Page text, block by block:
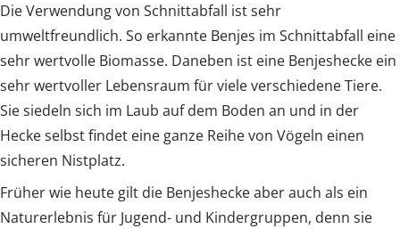
Die Verwendung von Schnittabfall ist sehr
umweltfreundlich. So erkannte Benjes im Schnittabfall eine
sehr wertvolle Biomasse. Daneben ist eine Benjeshecke ein
sehr wertvoller Lebensraum für viele verschiedene Tiere.
Sie siedeln sich im Laub auf dem Boden an und in der
Hecke selbst findet eine ganze Reihe von Vögeln einen
sicheren Nistplatz.
Früher wie heute gilt die Benjeshecke aber auch als ein
Naturerlebnis für Jugend- und Kindergruppen, denn sie